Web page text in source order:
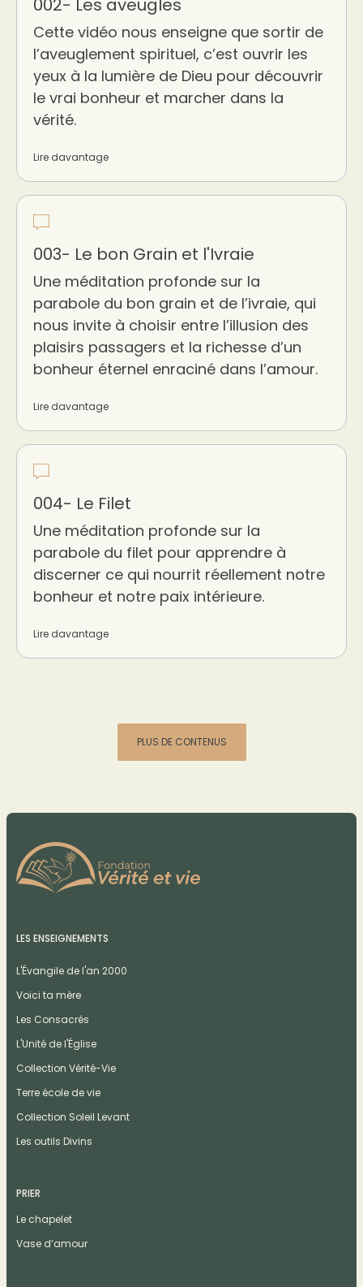
002- Les aveugles
Cette vidéo nous enseigne que sortir de
l’aveuglement spirituel, c’est ouvrir les
yeux à la lumière de Dieu pour découvrir
le vrai bonheur et marcher dans la
vérité.
Lire davantage
003- Le bon Grain et l'Ivraie
Une méditation profonde sur la
parabole du bon grain et de l’ivraie, qui
nous invite à choisir entre l’illusion des
plaisirs passagers et la richesse d’un
bonheur éternel enraciné dans l’amour.
Lire davantage
004- Le Filet
Une méditation profonde sur la
parabole du filet pour apprendre à
discerner ce qui nourrit réellement notre
bonheur et notre paix intérieure.
Lire davantage
PLUS DE CONTENUS
LES ENSEIGNEMENTS
L'Évangile de l'an 2000
Voici ta mère
Les Consacrés
L'Unité de l'Église
Collection Vérité-Vie
Terre école de vie
Collection Soleil Levant
Les outils Divins
PRIER
Le chapelet
Vase d’amour